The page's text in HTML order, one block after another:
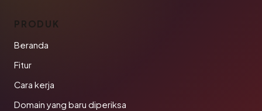
PRODUK
Beranda
Fitur
Cara kerja
Domain yang baru diperiksa